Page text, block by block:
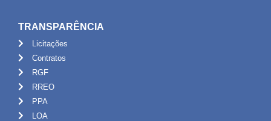
TRANSPARÊNCIA
Licitações
Contratos
RGF
RREO
PPA
LOA